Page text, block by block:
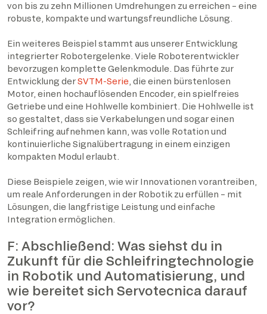
von bis zu zehn Millionen Umdrehungen zu erreichen – eine
robuste, kompakte und wartungsfreundliche Lösung.
Ein weiteres Beispiel stammt aus unserer Entwicklung
integrierter Robotergelenke. Viele Roboterentwickler
bevorzugen komplette Gelenkmodule. Das führte zur
Entwicklung derSVTM-Serie , die einen bürstenlosen
Motor, einen hochauflösenden Encoder, ein spielfreies
Getriebe und eine Hohlwelle kombiniert. Die Hohlwelle ist
so gestaltet, dass sie Verkabelungen und sogar einen
Schleifring aufnehmen kann, was volle Rotation und
kontinuierliche Signalübertragung in einem einzigen
kompakten Modul erlaubt.
Diese Beispiele zeigen, wie wir Innovationen vorantreiben,
um reale Anforderungen in der Robotik zu erfüllen – mit
Lösungen, die langfristige Leistung und einfache
Integration ermöglichen.
F: Abschließend: Was siehst du in
Zukunft für die Schleifringtechnologie
in Robotik und Automatisierung, und
wie bereitet sich Servotecnica darauf
vor?